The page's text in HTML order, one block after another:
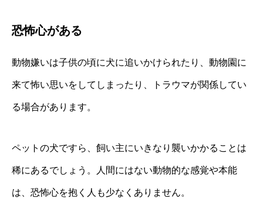
恐怖心がある
動物嫌いは子供の頃に犬に追いかけられたり、動物園に
来て怖い思いをしてしまったり、トラウマが関係してい
る場合があります。
ペットの犬ですら、飼い主にいきなり襲いかかることは
稀にあるでしょう。人間にはない動物的な感覚や本能
は、恐怖心を抱く人も少なくありません。